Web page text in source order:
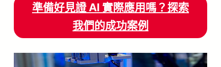
準備好見證 AI 實際應用嗎？探索
我們的成功案例